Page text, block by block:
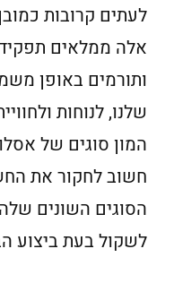
לעתים קרובות
אלה ממלאים תפקיד
ותורמים באופן
שלנו, לנוחות
המון סוגים של
חשוב לחקור את
הסוגים השונים
לשקול בעת ביצוע